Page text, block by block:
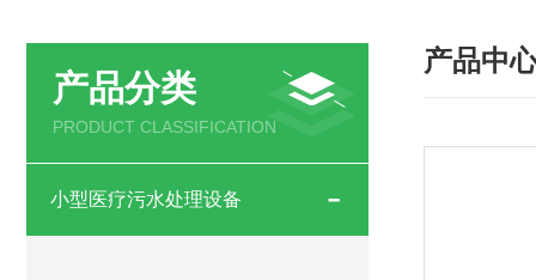
产品分类
PRODUCT CLASSIFICATION
小型医疗污水处理设备
产品中